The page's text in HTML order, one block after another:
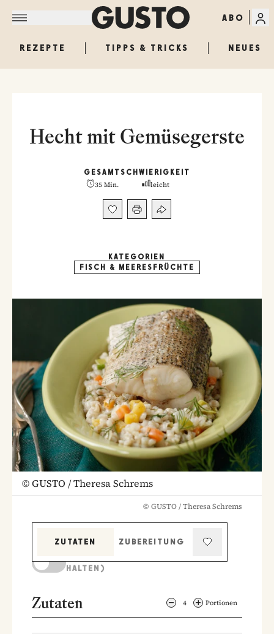
ABO
REZEPTE TIPPS & TRICKS NEUES
Hecht mit Gemüsegerste
GESAMT
35 Min.
SCHWIERIGKEIT
leicht
KATEGORIEN
FISCH & MEERESFRÜCHTE
©GUSTO / Theresa Schrems
© GUSTO / Theresa Schrems
ZUTATEN
ZUBEREITUNG
HALTEN)
Zutaten 4 Portionen